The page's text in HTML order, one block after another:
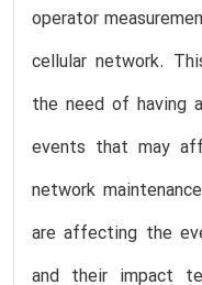
operator
cellular network.
the need of having
events that may
network
are affecting the
and their impact